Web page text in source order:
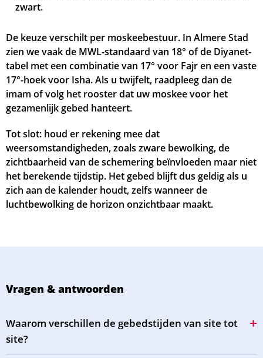
zwart.
De keuze verschilt per moskeebestuur. In Almere Stad
zien we vaak de MWL-standaard van 18° of de Diyanet-
tabel met een combinatie van 17° voor Fajr en een vaste
17°-hoek voor Isha. Als u twijfelt, raadpleeg dan de
imam of volg het rooster dat uw moskee voor het
gezamenlijk gebed hanteert.
Tot slot: houd er rekening mee dat
weersomstandigheden, zoals zware bewolking, de
zichtbaarheid van de schemering beïnvloeden maar niet
het berekende tijdstip. Het gebed blijft dus geldig als u
zich aan de kalender houdt, zelfs wanneer de
luchtbewolking de horizon onzichtbaar maakt.
Vragen & antwoorden
Waarom verschillen de gebedstijden van site tot
site?